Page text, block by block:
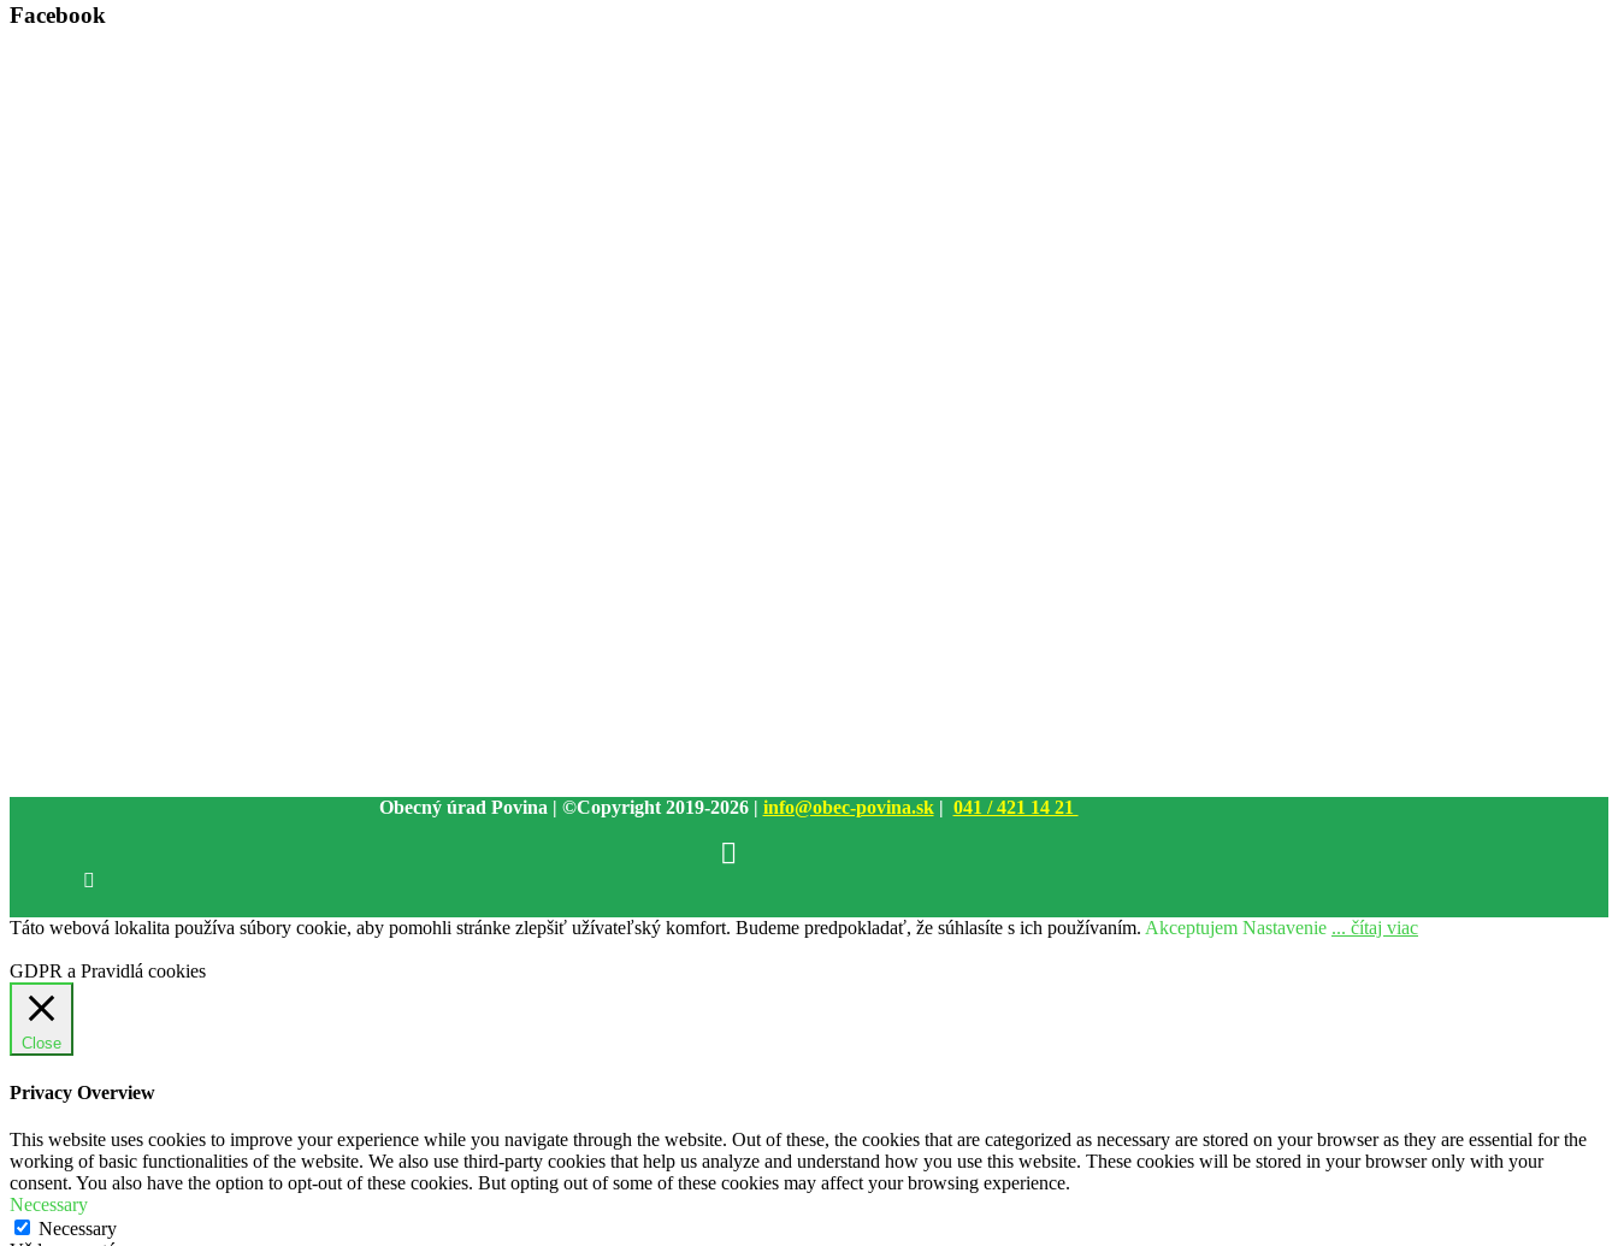
Facebook
Obecný úrad Povina | ©Copyright 2019-2026 | info@obec-povina.sk | 041 / 421 14 21
Táto webová lokalita používa súbory cookie, aby pomohli stránke zlepšiť užívateľský komfort. Budeme predpokladať, že súhlasíte s ich používaním. Akceptujem Nastavenie ... čítaj viac
GDPR a Pravidlá cookies
Close
Privacy Overview
This website uses cookies to improve your experience while you navigate through the website. Out of these, the cookies that are categorized as necessary are stored on your browser as they are essential for the
working of basic functionalities of the website. We also use third-party cookies that help us analyze and understand how you use this website. These cookies will be stored in your browser only with your
consent. You also have the option to opt-out of these cookies. But opting out of some of these cookies may affect your browsing experience.
Necessary
Necessary